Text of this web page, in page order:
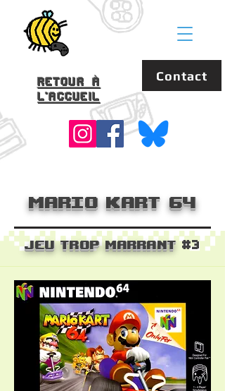
Contact
Retour à
l'accueil
Mario Kart 64
Jeu Trop Marrant#3